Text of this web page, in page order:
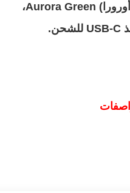
يتوافر الهاتف بثلاثة ألوان هي: الأسود، والأبيض، و(الأخضر أورورا) Aurora Green،